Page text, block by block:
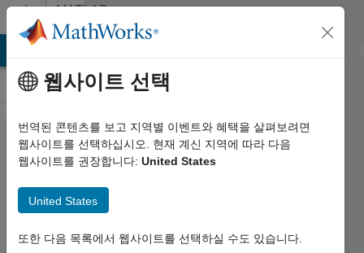
콘텐츠로 바로 가기
MATLAB
Answers
Plotting
Points at
Specified
Index
Values
웹사이트 선택
번역된 콘텐츠를 보고 지역별 이벤트와 혜택을 살펴보려면
웹사이트를 선택하십시오. 현재 계신 지역에 따라 다음
웹사이트를 권장합니다: United States
United States
또한 다음 목록에서 웹사이트를 선택하실 수도 있습니다.